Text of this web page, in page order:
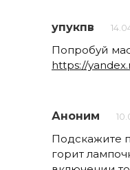
упукпв
Попробуй
https://
Аноним
Подскажите
горит